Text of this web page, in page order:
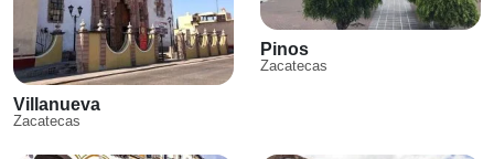
Villanueva
Zacatecas
Pinos
Zacatecas